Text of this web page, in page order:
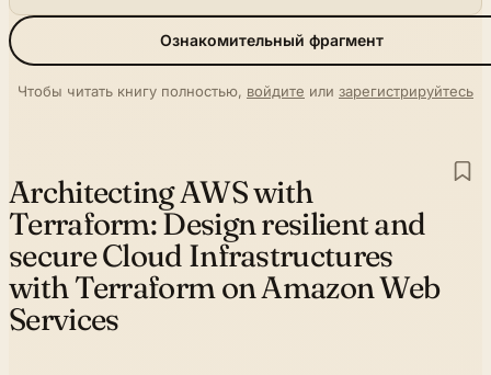
Ознакомительный фрагмент
Чтобы читать книгу полностью, войдите или зарегистрируйтесь
Architecting AWS with
Terraform:Design resilient and
secure Cloud Infrastructures
with Terraform on Amazon Web
Services